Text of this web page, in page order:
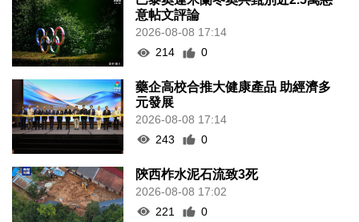
意帖文評論
2026-08-08 17:14
214
0
藥企高校合推大健康產品 助經濟多
元發展
2026-08-08 17:14
243
0
陝西柞水泥石流致3死
2026-08-08 17:02
221
0